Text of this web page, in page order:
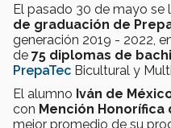
El pasado 30 de mayo se
de graduación de
generación 2019 - 2022,
de 75 diplomas de
PrepaTec Bicultural y
El alumno Iván de
con Mención Honorífica
mejor promedio de su